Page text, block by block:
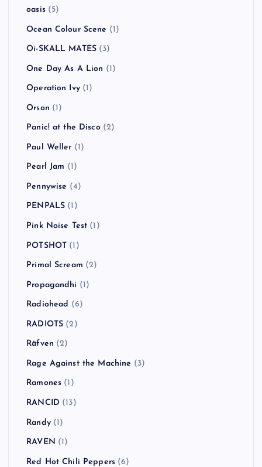
oasis(5)
Ocean Colour Scene (1)
Oi-SKALL MATES (3)
One Day As A Lion (1)
Operation Ivy(1)
Orson (1)
Panic! at the Disco(2)
Paul Weller (1)
Pearl Jam (1)
Pennywise (4)
PENPALS (1)
Pink Noise Test (1)
POTSHOT (1)
Primal Scream (2)
Propagandhi (1)
Radiohead (6)
RADIOTS (2)
Räfven (2)
Rage Against the Machine (3)
Ramones (1)
RANCID (13)
Randy(1)
RAVEN (1)
Red Hot Chili Peppers (6)